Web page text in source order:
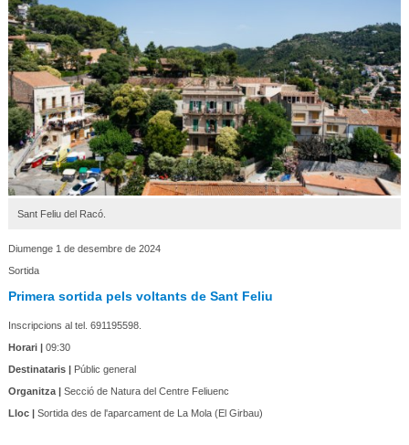
Sant Feliu del Racó.
Diumenge 1 de desembre de 2024
Sortida
Primera sortida pels voltants de Sant Feliu
Inscripcions al tel. 691195598.
Horari |09:30
Destinataris |Públic general
Organitza |Secció de Natura del Centre Feliuenc
Lloc |Sortida des de l'aparcament de La Mola (El Girbau)